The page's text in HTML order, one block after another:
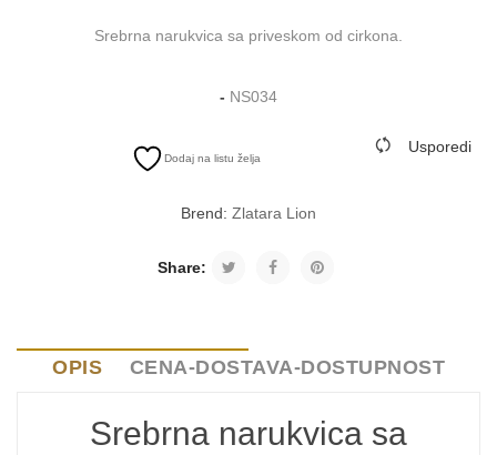
Srebrna narukvica sa priveskom od cirkona.
- NS034
Dodaj na listu želja
Usporedi
Brend: Zlatara Lion
Share:
OPIS CENA-DOSTAVA-DOSTUPNOST
Srebrna narukvica sa